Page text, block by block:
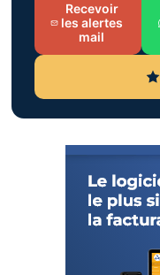
Recevoir
les alertes
mail